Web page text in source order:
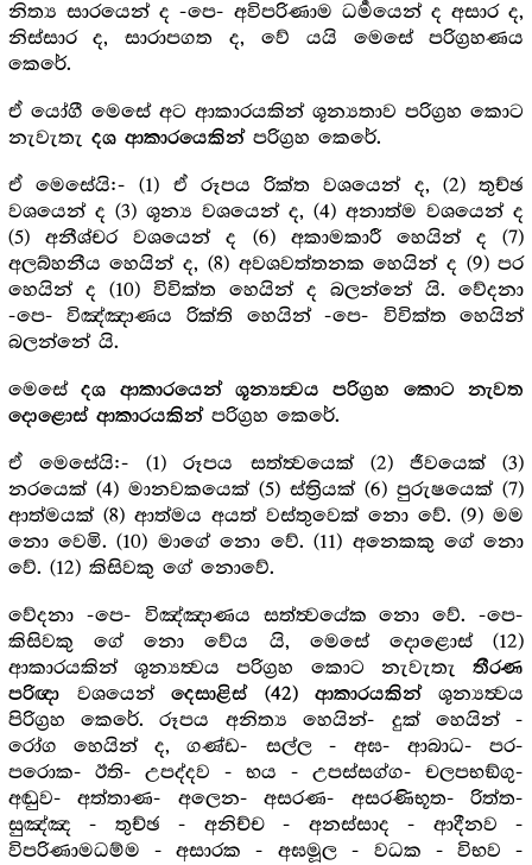
නිත්‍ය සාරයෙන් ද -පෙ- අවිපරිණාම ධර්‍මයෙන් ද අසාර ද,
නිස්සාර ද, සාරාපගත ද, වේ යයි මෙසේ පරිග්‍ර‍හණය
කෙරේ.
ඒ යෝගී මෙසේ අට ආකාරයකින් ශූන්‍යතාව පරිග්‍ර‍හ කොට
නැවැතැ දශ ආකාරයෙකින් පරිග්‍ර‍හ කෙරේ.
ඒ මෙසේයි:- (1) ඒ රූපය රික්ත වශයෙන් ද, (2) තුච්ඡ
වශයෙන් ද (3) ශූන්‍ය වශයෙන් ද, (4) අනාත්ම වශයෙන් ද
(5) අනීශ්චර වශයෙන් ද (6) අකාමකාරී හෙයින් ද (7)
අලබ්හනීය හෙයින් ද, (8) අවශවත්තනක හෙයින් ද (9) පර
හෙයින් ද (10) විවික්ත හෙයින් ද බලන්නේ යි. වේදනා
-පෙ- විඤ්ඤාණය රික්ති හෙයින් -පෙ- විවික්ත හෙයින්
බලන්නේ යි.
මෙසේදශ ආකාරයෙන් ශූන්‍යත්‍වය පරිග්‍ර‍හ කොට නැවත
දොළොස් ආකාරයකින්පරිග්‍ර‍හ කෙරේ.
ඒ මෙසේයි:- (1) රූපය සත්ත්‍වයෙක් (2) ජීවයෙක් (3)
නරයෙක් (4) මානවකයෙක් (5) ස්ත්‍රියක් (6) පුරුෂයෙක් (7)
ආත්මයක් (8) ආත්මය අයත් වස්තුවෙක් නො වේ. (9) මම
නො වෙමි. (10) මාගේ නො වේ. (11) අනෙකකු ගේ නො
වේ. (12) කිසිවකු ගේ නොවේ.
වේදනා -පෙ- විඤ්ඤාණය සත්ත්‍වයේක නො වේ. -පෙ-
කිසිවකු ගේ නො වේය යි, මෙසේ දොළොස් (12)
ආකාරයකින් ශූන්‍යත්‍වය පරිග්‍ර‍හ කොට නැවැතැතීරණ
පරිඥා වශයෙන්දෙසාළිස් (42) ආකාරයකින්ශූන්‍යත්‍වය
පිරිග්‍ර‍හ කෙරේ. රූපය අනිත්‍ය හෙයින්- දුක් හෙයින් -
රෝග හෙයින් ද, ගණ්ඩ- සල්ල - අඝ- ආබාධ- පර-
පරොක- ඊති- උපද්දව - භය - උපස්සග්ග- චලපභඞ්ගු-
අඬුව- අත්තාණ- අලෙන- අසරණ- අසරණිභූත- රිත්ත-
සුඤ්ඤ - තුච්ඡ - අනිච්ච - අනස්සාද - ආදීනව -
විපරිණාමධම්ම - අසාරක - අඝමූල - වධක - විභව -